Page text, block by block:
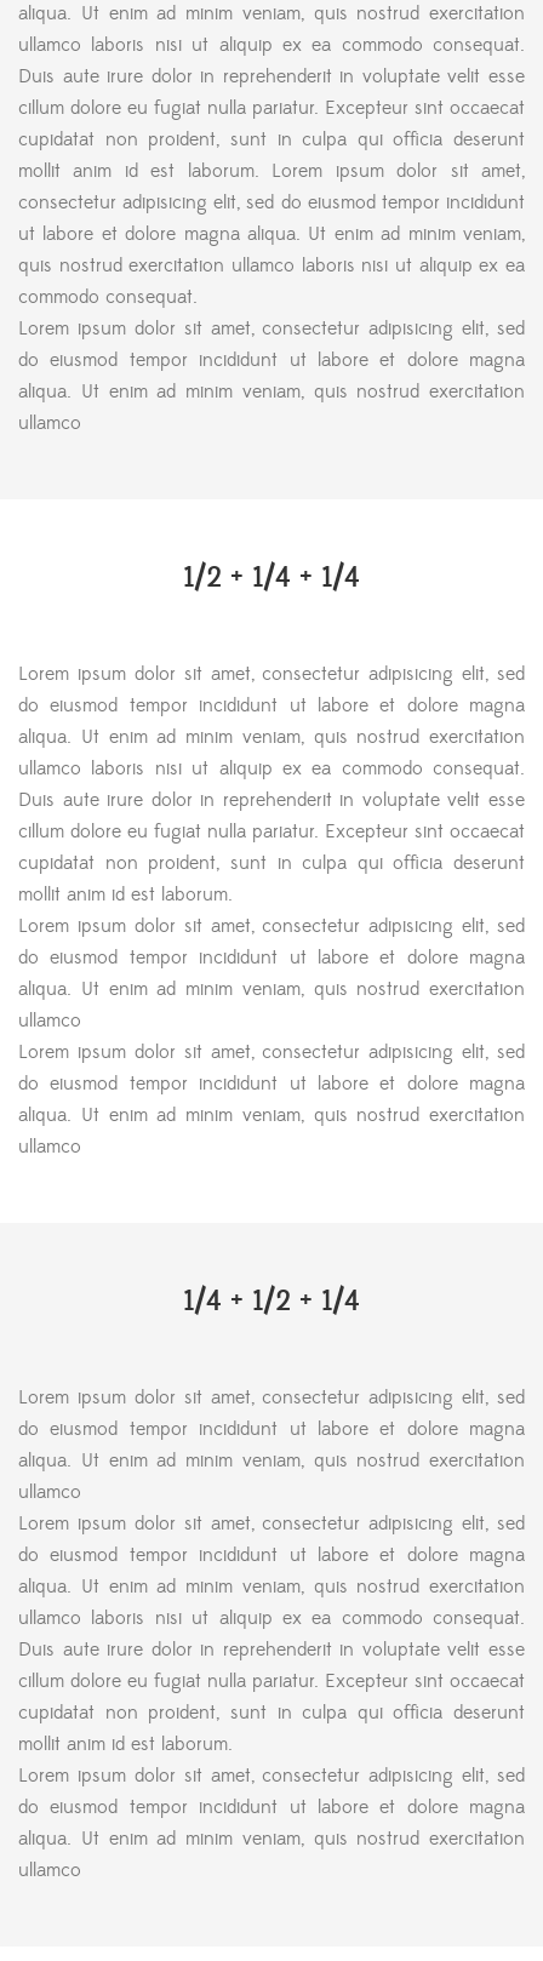
aliqua. Ut enim ad minim veniam, quis nostrud exercitation
ullamco laboris nisi ut aliquip ex ea commodo consequat.
Duis aute irure dolor in reprehenderit in voluptate velit esse
cillum dolore eu fugiat nulla pariatur. Excepteur sint occaecat
cupidatat non proident, sunt in culpa qui officia deserunt
mollit anim id est laborum. Lorem ipsum dolor sit amet,
consectetur adipisicing elit, sed do eiusmod tempor incididunt
ut labore et dolore magna aliqua. Ut enim ad minim veniam,
quis nostrud exercitation ullamco laboris nisi ut aliquip ex ea
commodo consequat.
Lorem ipsum dolor sit amet, consectetur adipisicing elit, sed
do eiusmod tempor incididunt ut labore et dolore magna
aliqua. Ut enim ad minim veniam, quis nostrud exercitation
ullamco
1/2 + 1/4 + 1/4
Lorem ipsum dolor sit amet, consectetur adipisicing elit, sed
do eiusmod tempor incididunt ut labore et dolore magna
aliqua. Ut enim ad minim veniam, quis nostrud exercitation
ullamco laboris nisi ut aliquip ex ea commodo consequat.
Duis aute irure dolor in reprehenderit in voluptate velit esse
cillum dolore eu fugiat nulla pariatur. Excepteur sint occaecat
cupidatat non proident, sunt in culpa qui officia deserunt
mollit anim id est laborum.
Lorem ipsum dolor sit amet, consectetur adipisicing elit, sed
do eiusmod tempor incididunt ut labore et dolore magna
aliqua. Ut enim ad minim veniam, quis nostrud exercitation
ullamco
Lorem ipsum dolor sit amet, consectetur adipisicing elit, sed
do eiusmod tempor incididunt ut labore et dolore magna
aliqua. Ut enim ad minim veniam, quis nostrud exercitation
ullamco
1/4 + 1/2 + 1/4
Lorem ipsum dolor sit amet, consectetur adipisicing elit, sed
do eiusmod tempor incididunt ut labore et dolore magna
aliqua. Ut enim ad minim veniam, quis nostrud exercitation
ullamco
Lorem ipsum dolor sit amet, consectetur adipisicing elit, sed
do eiusmod tempor incididunt ut labore et dolore magna
aliqua. Ut enim ad minim veniam, quis nostrud exercitation
ullamco laboris nisi ut aliquip ex ea commodo consequat.
Duis aute irure dolor in reprehenderit in voluptate velit esse
cillum dolore eu fugiat nulla pariatur. Excepteur sint occaecat
cupidatat non proident, sunt in culpa qui officia deserunt
mollit anim id est laborum.
Lorem ipsum dolor sit amet, consectetur adipisicing elit, sed
do eiusmod tempor incididunt ut labore et dolore magna
aliqua. Ut enim ad minim veniam, quis nostrud exercitation
ullamco